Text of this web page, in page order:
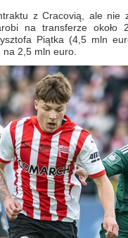
z Cracovią, ale nie
na transferze
Piątka (4,5 mln
2,5 mln euro.